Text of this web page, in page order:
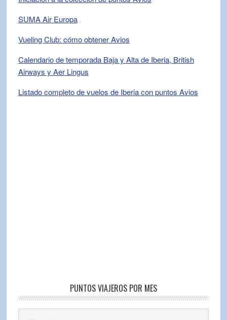
SUMA Air Europa
Vueling Club: cómo obtener Avios
Calendario de temporada Baja y Alta de Iberia, British
Airways y Aer Lingus
Listado completo de vuelos de Iberia con puntos Avios
PUNTOS VIAJEROS POR MES